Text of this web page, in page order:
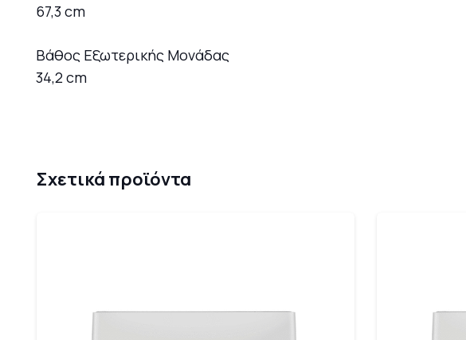
67,3 cm
Βάθος Εξωτερικής Μονάδας
34,2 cm
Σχετικά προϊόντα